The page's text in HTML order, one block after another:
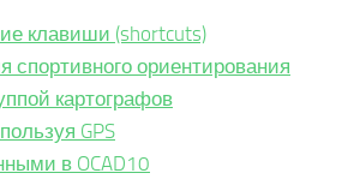
клавиши (shortcuts)
спортивного ориентирования
картографов
GPS
в OCAD10